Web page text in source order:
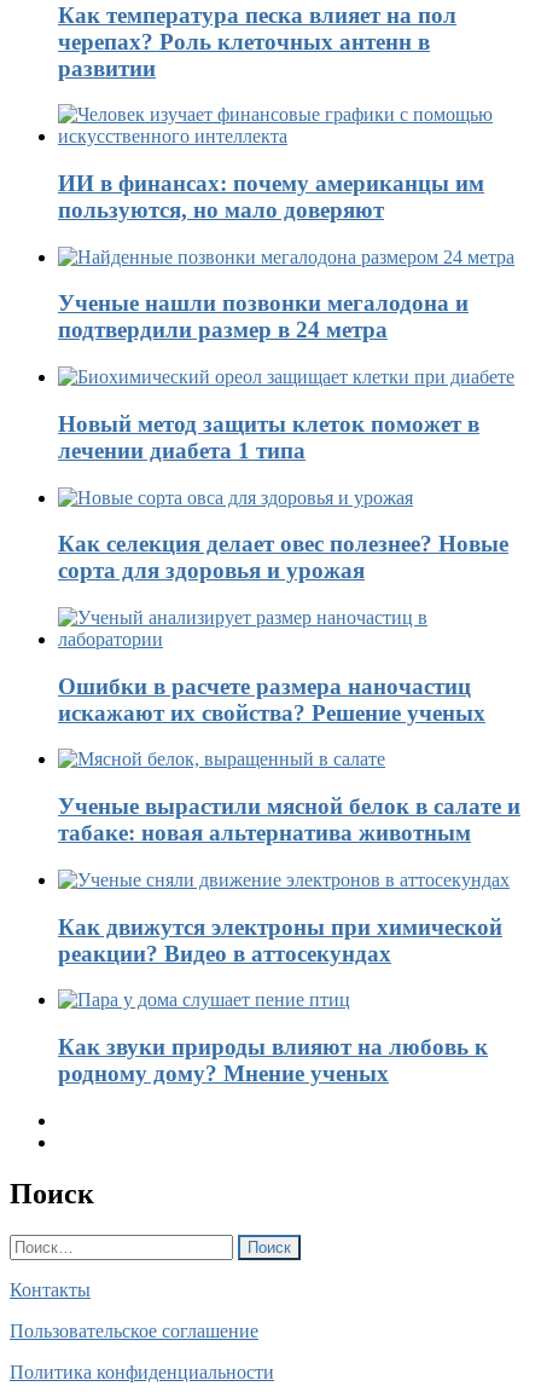
Как температура песка влияет на пол
черепах? Роль клеточных антенн в
развитии
ИИ в финансах: почему американцы им
пользуются, но мало доверяют
Ученые нашли позвонки мегалодона и
подтвердили размер в 24 метра
Новый метод защиты клеток поможет в
лечении диабета 1 типа
Как селекция делает овес полезнее? Новые
сорта для здоровья и урожая
Ошибки в расчете размера наночастиц
искажают их свойства? Решение ученых
Ученые вырастили мясной белок в салате и
табаке: новая альтернатива животным
Как движутся электроны при химической
реакции? Видео в аттосекундах
Как звуки природы влияют на любовь к
родному дому? Мнение ученых
Поиск
Найти:
Контакты
Пользовательское соглашение
Политика конфиденциальности